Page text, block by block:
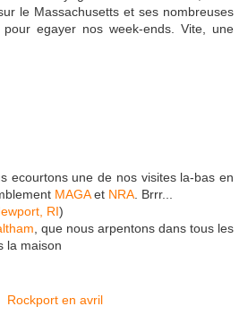
le Massachusetts et ses nombreuses
pour egayer nos week-ends. Vite, une
ecourtons une de nos visites la-bas en
MAGAet NRA . Brrr...
RI)
, que nous arpentons dans tous les
la maison